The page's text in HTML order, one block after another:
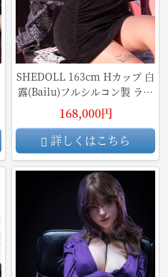
SHEDOLL 163cm Hカップ 白
露(Bailu)フルシルコン製 ラブ
ドール
168,000円
詳しくはこちら